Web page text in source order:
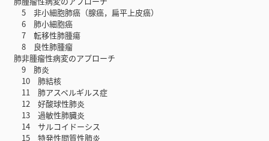
5 非小細胞肺癌（腺癌，扁平上皮癌）
6 肺小細胞癌
7 転移性肺腫瘍
8 良性肺腫瘤
肺非腫瘤性病変のアプローチ
9 肺炎
10 肺結核
11 肺アスペルギルス症
12 好酸球性肺炎
13 過敏性肺臓炎
14 サルコイドーシス
15 特発性間質性肺炎